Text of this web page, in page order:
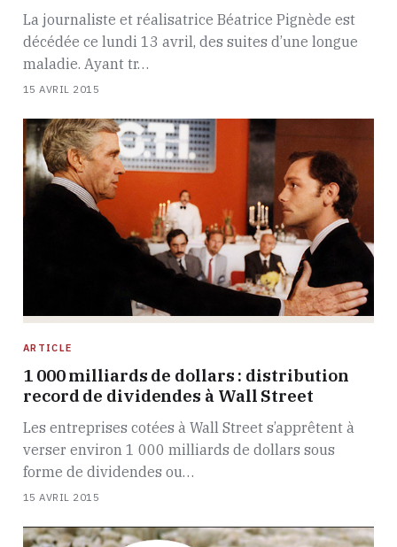
La journaliste et réalisatrice Béatrice Pignède est
décédée ce lundi 13 avril, des suites d’une longue
maladie. Ayant tr…
15 AVRIL 2015
ARTICLE
1 000 milliards de dollars : distribution
record de dividendes à Wall Street
Les entreprises cotées à Wall Street s’apprêtent à
verser environ 1 000 milliards de dollars sous
forme de dividendes ou…
15 AVRIL 2015